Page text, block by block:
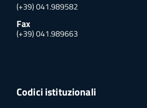
(+39) 041.989582
Fax
(+39) 041.989663
Codici istituzionali